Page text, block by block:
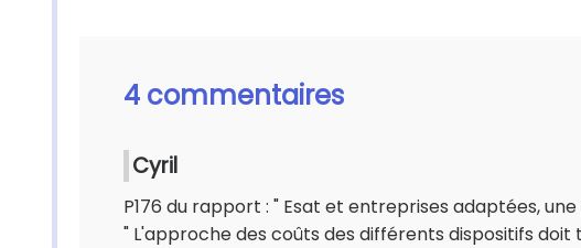
4 commentaires
Cyril
P176 du rapport : " Esat et entreprises adaptées,
" L'approche des coûts des différents dispositifs